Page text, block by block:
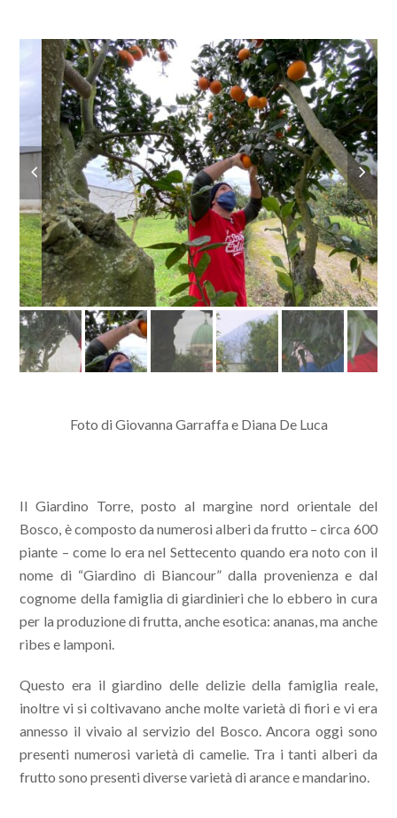
Foto di Giovanna Garraffa e Diana De Luca
Il Giardino Torre, posto al margine nord orientale del
Bosco, è composto da numerosi alberi da frutto – circa 600
piante – come lo era nel Settecento quando era noto con il
nome di “Giardino di Biancour” dalla provenienza e dal
cognome della famiglia di giardinieri che lo ebbero in cura
per la produzione di frutta, anche esotica: ananas, ma anche
ribes e lamponi.
Questo era il giardino delle delizie della famiglia reale,
inoltre vi si coltivavano anche molte varietà di fiori e vi era
annesso il vivaio al servizio del Bosco. Ancora oggi sono
presenti numerosi varietà di camelie. Tra i tanti alberi da
frutto sono presenti diverse varietà di arance e mandarino.